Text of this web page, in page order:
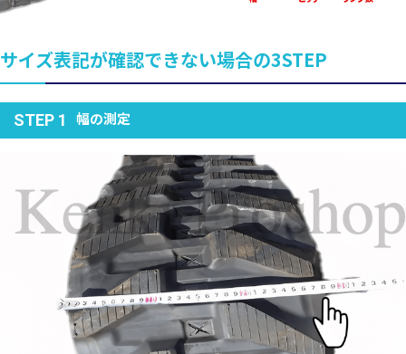
サイズ表記が確認できない場合の3STEP
STEP 1 幅の測定